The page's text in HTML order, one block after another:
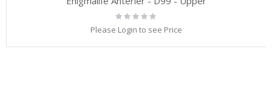
Rating:
0%
Please Login to see Price